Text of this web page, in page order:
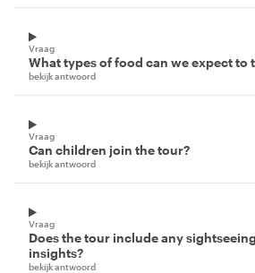
Vraag
What types of food can we expect to
bekijk antwoord
Vraag
Can children join the tour?
bekijk antwoord
Vraag
Does the tour include any
insights?
bekijk antwoord